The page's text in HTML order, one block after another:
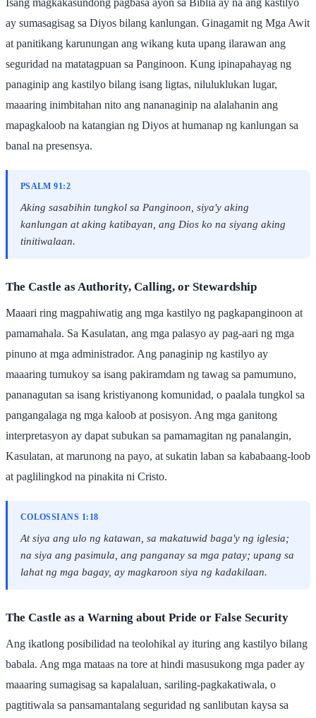
ay sumasagisag sa Diyos bilang kanlungan. Ginagamit ng Mga Awit
at panitikang karunungan ang wikang kuta upang ilarawan ang
seguridad na matatagpuan sa Panginoon. Kung ipinapahayag ng
panaginip ang kastilyo bilang isang ligtas, niluluklukan lugar,
maaaring inimbitahan nito ang nananaginip na alalahanin ang
mapagkaloob na katangian ng Diyos at humanap ng kanlungan sa
banal na presensya.
PSALM 91:2
Aking sasabihin tungkol sa Panginoon, siya'y aking
kanlungan at aking katibayan, ang Dios ko na siyang aking
tinitiwalaan.
The Castle as Authority, Calling, or Stewardship
Maaari ring magpahiwatig ang mga kastilyo ng pagkapanginoon at
pamamahala. Sa Kasulatan, ang mga palasyo ay pag-aari ng mga
pinuno at mga administrador. Ang panaginip ng kastilyo ay
maaaring tumukoy sa isang pakiramdam ng tawag sa pamumuno,
pananagutan sa isang kristiyanong komunidad, o paalala tungkol sa
pangangalaga ng mga kaloob at posisyon. Ang mga ganitong
interpretasyon ay dapat subukan sa pamamagitan ng panalangin,
Kasulatan, at marunong na payo, at sukatin laban sa kababaang-loob
at paglilingkod na pinakita ni Cristo.
COLOSSIANS 1:18
At siya ang ulo ng katawan, sa makatuwid baga'y ng iglesia;
na siya ang pasimula, ang panganay sa mga patay; upang sa
lahat ng mga bagay, ay magkaroon siya ng kadakilaan.
The Castle as a Warning about Pride or False Security
Ang ikatlong posibilidad na teolohikal ay ituring ang kastilyo bilang
babala. Ang mga mataas na tore at hindi masusukong mga pader ay
maaaring sumagisag sa kapalaluan, sariling-pagkakatiwala, o
pagtitiwala sa pansamantalang seguridad ng sanlibutan kaysa sa